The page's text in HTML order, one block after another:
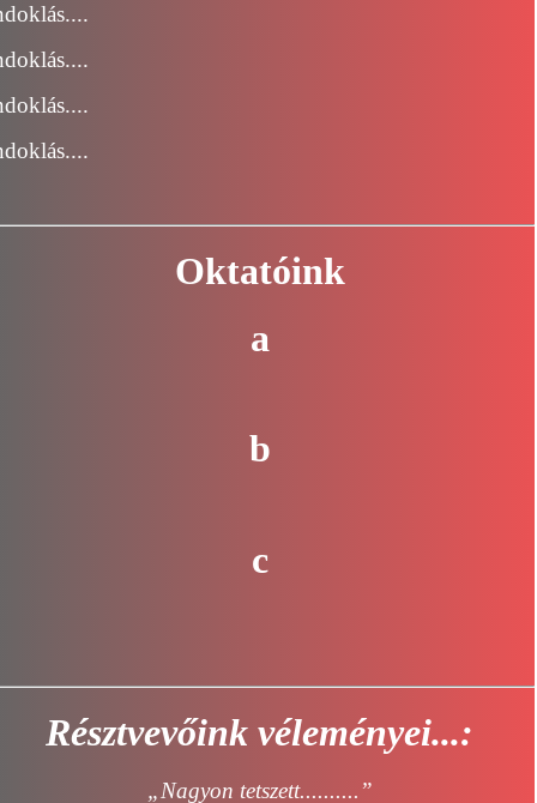
.
Oktatóink
a
b
c
Résztvevőink véleményei...:
„Nagyon tetszett..........”